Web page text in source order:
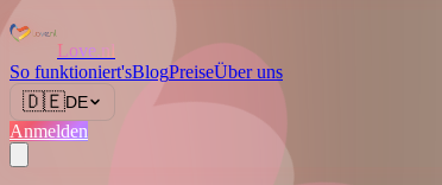
Love.nl
So funktioniert'sBlogPreiseÜber uns
🇩🇪DE
Anmelden